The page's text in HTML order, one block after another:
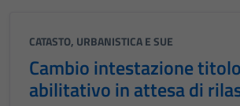
CATASTO, URBANISTICA E SUE
Cambio intestazione titolo
abilitativo in attesa di